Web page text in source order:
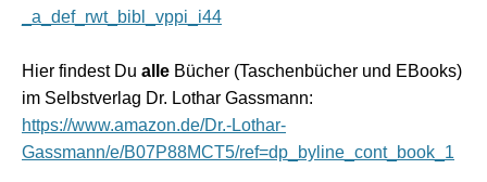
_a_def_rwt_bibl_vppi_i44
Hier findest Du alle Bücher (Taschenbücher und EBooks)
im Selbstverlag Dr. Lothar Gassmann:
https://www.amazon.de/Dr.-Lothar-
Gassmann/e/B07P88MCT5/ref=dp_byline_cont_book_1